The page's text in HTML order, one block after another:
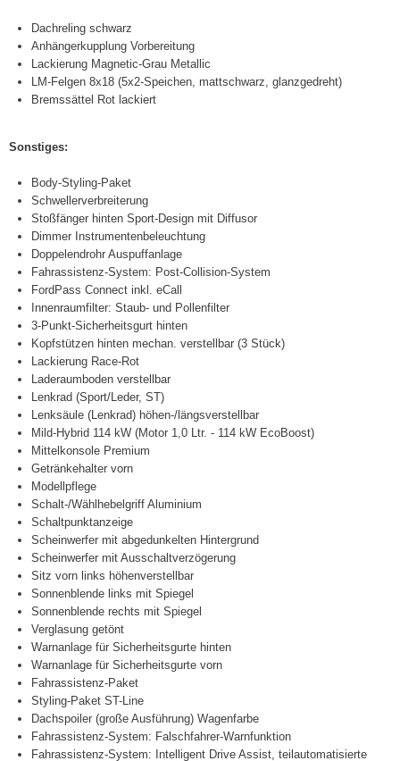
Dachreling schwarz
Anhängerkupplung Vorbereitung
Lackierung Magnetic-Grau Metallic
LM-Felgen 8x18 (5x2-Speichen, mattschwarz, glanzgedreht)
Bremssättel Rot lackiert
Sonstiges:
Body-Styling-Paket
Schwellerverbreiterung
Stoßfänger hinten Sport-Design mit Diffusor
Dimmer Instrumentenbeleuchtung
Doppelendrohr Auspuffanlage
Fahrassistenz-System: Post-Collision-System
FordPass Connect inkl. eCall
Innenraumfilter: Staub- und Pollenfilter
3-Punkt-Sicherheitsgurt hinten
Kopfstützen hinten mechan. verstellbar (3 Stück)
Lackierung Race-Rot
Laderaumboden verstellbar
Lenkrad (Sport/Leder, ST)
Lenksäule (Lenkrad) höhen-/längsverstellbar
Mild-Hybrid 114 kW (Motor 1,0 Ltr. - 114 kW EcoBoost)
Mittelkonsole Premium
Getränkehalter vorn
Modellpflege
Schalt-/Wählhebelgriff Aluminium
Schaltpunktanzeige
Scheinwerfer mit abgedunkelten Hintergrund
Scheinwerfer mit Ausschaltverzögerung
Sitz vorn links höhenverstellbar
Sonnenblende links mit Spiegel
Sonnenblende rechts mit Spiegel
Verglasung getönt
Warnanlage für Sicherheitsgurte hinten
Warnanlage für Sicherheitsgurte vorn
Fahrassistenz-Paket
Styling-Paket ST-Line
Dachspoiler (große Ausführung) Wagenfarbe
Fahrassistenz-System: Falschfahrer-Warnfunktion
Fahrassistenz-System: Intelligent Drive Assist, teilautomatisierte